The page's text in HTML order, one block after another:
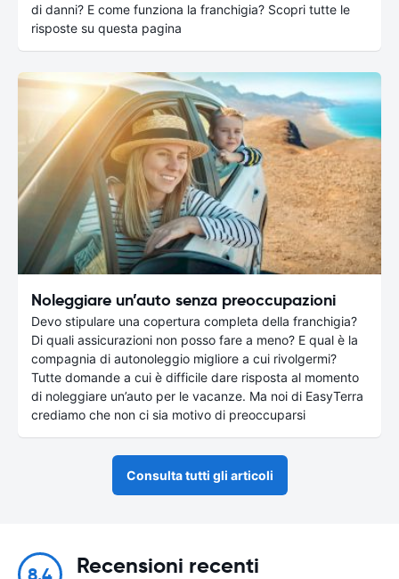
di danni? E come funziona la franchigia? Scopri tutte le
risposte su questa pagina
Noleggiare un’auto senza preoccupazioni
Devo stipulare una copertura completa della franchigia?
Di quali assicurazioni non posso fare a meno? E qual è la
compagnia di autonoleggio migliore a cui rivolgermi?
Tutte domande a cui è difficile dare risposta al momento
di noleggiare un’auto per le vacanze. Ma noi di EasyTerra
crediamo che non ci sia motivo di preoccuparsi
Consulta tutti gli articoli
Recensioni recenti